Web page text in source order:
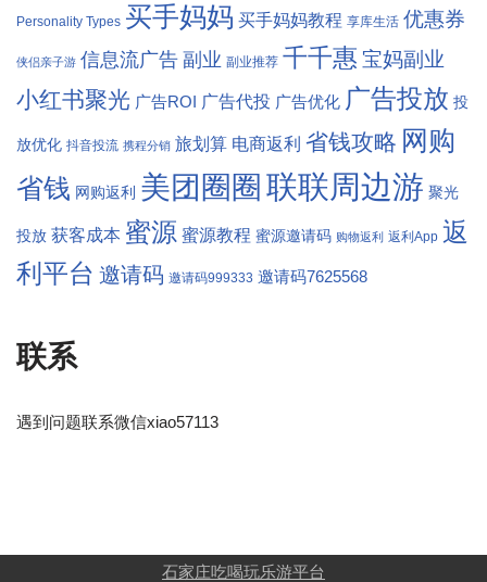
Personality Types 买手妈妈 买手妈妈教程 享库生活 优惠券
侠侣亲子游 信息流广告 副业 副业推荐 千千惠 宝妈副业
小红书聚光 广告ROI 广告代投 广告优化 广告投放 投
放优化 抖音投流 携程分销 旅划算 电商返利 省钱攻略 网购
省钱 网购返利 美团圈圈 联联周边游 聚光
投放 获客成本 蜜源 蜜源教程 蜜源邀请码 购物返利 返利App 返
利平台 邀请码 邀请码999333 邀请码7625568
联系
遇到问题联系微信xiao57113
石家庄吃喝玩乐游平台